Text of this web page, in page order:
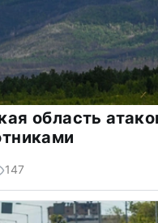
область
147